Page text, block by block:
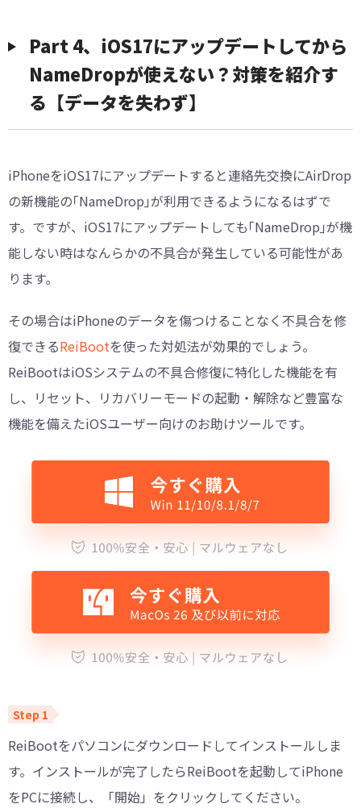
Part 4、iOS17にアップデートしてから
NameDropが使えない？対策を紹介す
る【データを失わず】
iPhoneをiOS17にアップデートすると連絡先交換にAirDrop
の新機能の｢NameDrop｣が利用できるようになるはずで
す。ですが、iOS17にアップデートしても｢NameDrop｣が機
能しない時はなんらかの不具合が発生している可能性があ
ります。
その場合はiPhoneのデータを傷つけることなく不具合を修
復できるReiBootを使った対処法が効果的でしょう。
ReiBootはiOSシステムの不具合修復に特化した機能を有
し、リセット、リカバリーモードの起動・解除など豊富な
機能を備えたiOSユーザー向けのお助けツールです。
ReiBootをパソコンにダウンロードしてインストールしま
す。インストールが完了したらReiBootを起動してiPhone
をPCに接続し、「開始」をクリックしてください。